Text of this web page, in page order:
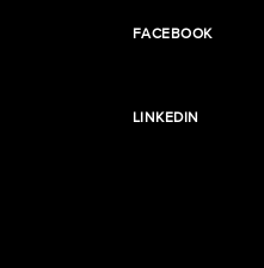
FACEBOOK
LINKEDIN